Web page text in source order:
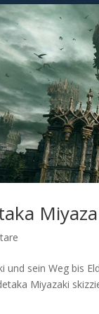
und sein Weg bis
Miyazaki